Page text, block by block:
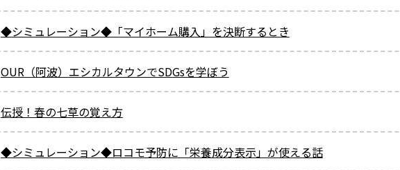
◆シミュレーション◆「マイホーム購入」を決断するとき
OUR（阿波）エシカルタウンでSDGsを学ぼう
伝授！春の七草の覚え方
◆シミュレーション◆ロコモ予防に「栄養成分表示」が使える話